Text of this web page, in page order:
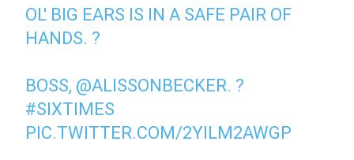
OL' BIG EARS IS IN A SAFE PAIR OF
HANDS. ?
BOSS, @ALISSONBECKER. ?
#SIXTIMES
PIC.TWITTER.COM/2YILM2AWGP